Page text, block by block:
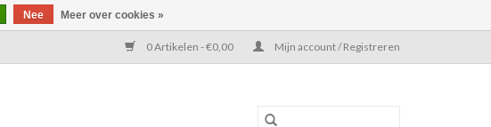
0 Artikelen - €0,00 Mijn account / Registreren
Nee Meer over cookies »